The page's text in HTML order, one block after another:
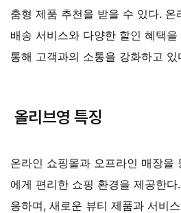
춤형 제품 추천을 받을 수 있다. 온
배송 서비스와 다양한 할인 혜택
통해 고객과의 소통을 강화하고 있
올리브영특징
온라인 쇼핑몰과 오프라인 매장을
에게 편리한 쇼핑 환경을 제공한
응하며, 새로운 뷰티 제품과 서비